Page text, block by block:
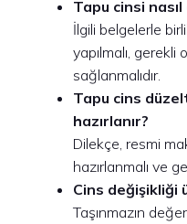
Tapu cinsi
İlgili belgelerle
yapılmalı,
sağlanmalıdır.
Tapu cins
hazırlanır?
Dilekçe, resmi
hazırlanmalı ve
Cins değişikliği
Taşınmazın